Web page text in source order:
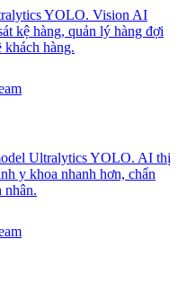
YOLO. Vision AI
kệ hàng, quản lý hàng đợi
hàng.
Ultralytics YOLO. AI thị
y khoa nhanh hơn, chẩn
nhân.